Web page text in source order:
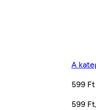
A
599 Ft
599